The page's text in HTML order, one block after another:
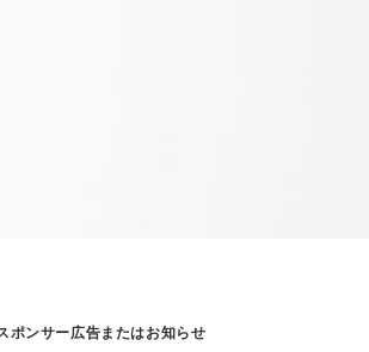
ポンサー広告またはお知らせ